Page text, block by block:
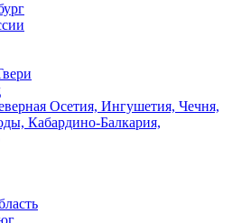
Осетия, Ингушетия, Чечня,
Кабардино-Балкария,